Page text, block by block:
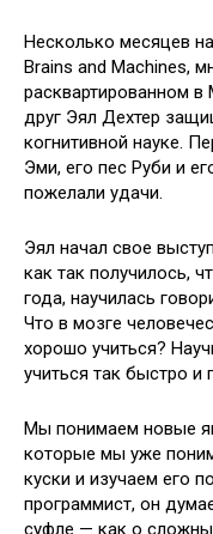
Несколько месяцев
Brains and Machines,
расквартированном в
друг Эял Дехтер
когнитивной науке.
Эми, его пес Руби и
пожелали удачи.
Эял начал свое
как так получилось,
года, научилась
Что в мозге
хорошо учиться?
учиться так быстро и
Мы понимаем новые
которые мы уже
куски и изучаем его
программист, он
суфле — как о